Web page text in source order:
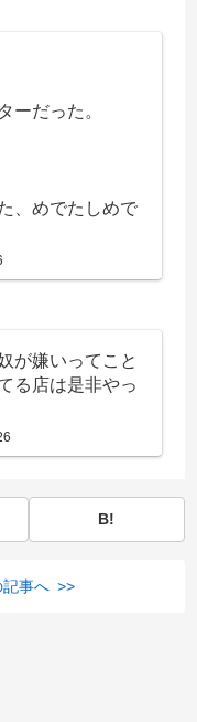
ーだった。
、めでたしめで
が嫌いってこと
る店は是非やっ
B!
記事へ >>